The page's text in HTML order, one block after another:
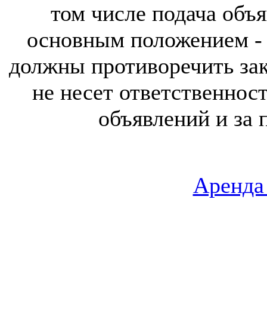
том числе подача
основным положением -
должны противоречить
не несет
объявлений и за